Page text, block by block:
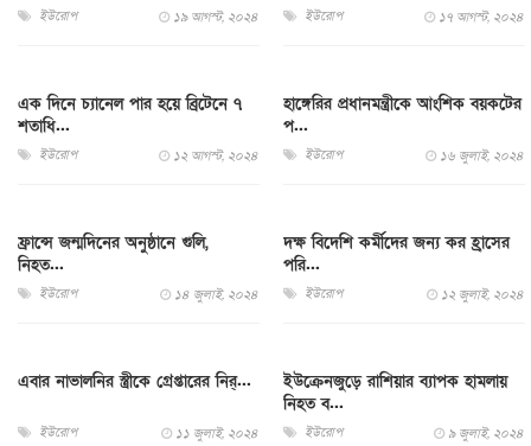
ইউরোপ ১৯ আগস্ট, ২০২৪ ইউরোপ ১৭ আগস্ট, ২০২৪
এক দিনে চ্যানেল পার হয়ে ব্রিটেনে ৭
শতাধি...
ইউরোপ ১২ আগস্ট, ২০২৪
হাঙ্গেরির প্রধানমন্ত্রীকে আংশিক বয়কটের
প...
ইউরোপ ১৬ জুলাই, ২০২৪
ফ্রান্সে জন্মদিনের অনুষ্ঠানে গুলি,
নিহত...
ইউরোপ ১৪ জুলাই, ২০২৪
দক্ষ বিদেশি কর্মীদের জন্য কর হ্রাসের
পরি...
ইউরোপ ১২ জুলাই, ২০২৪
এবার নাভালনির স্ত্রীকে গ্রেপ্তারের নির্...
ইউরোপ ১১ জুলাই, ২০২৪
ইউক্রেনজুড়ে রাশিয়ার ব্যাপক হামলায়
নিহত ব...
ইউরোপ ৯ জুলাই, ২০২৪